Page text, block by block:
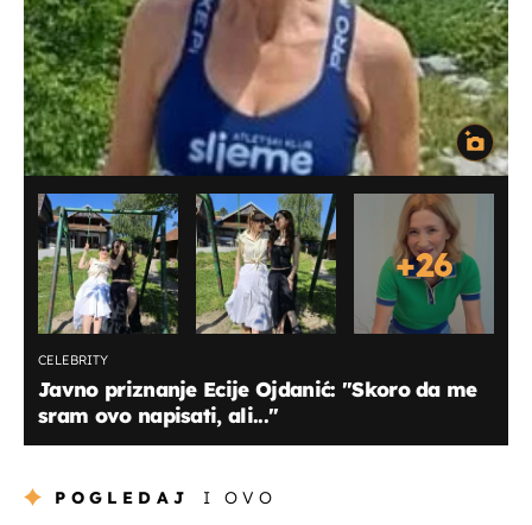
+26
CELEBRITY
Javno priznanje Ecije Ojdanić: "Skoro da me
sram ovo napisati, ali..."
POGLEDAJ I OVO